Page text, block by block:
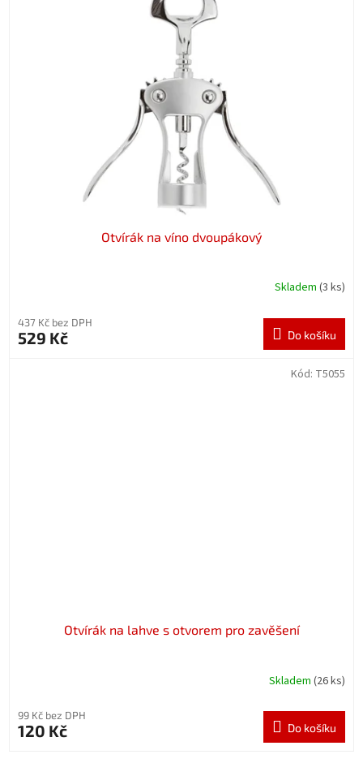
Otvírák na víno dvoupákový
Skladem (3 ks)
437 Kč bez DPH
529 Kč Do košíku
Otvírák na lahve s otvorem pro zavěšení
Skladem (26 ks)
99 Kč bez DPH
120 Kč Do košíku
Kód: T5055